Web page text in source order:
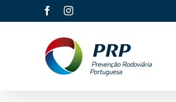
to
FacebookInstagram